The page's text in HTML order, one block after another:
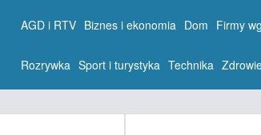
AGD i RTV Biznes i ekonomia Dom Firmy
Rozrywka Sport i turystyka Technika